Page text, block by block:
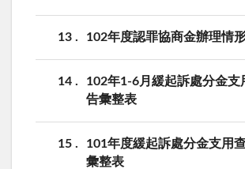
13 102年度認罪協商金辦理情
14
102年1-6月緩起訴處分金支
告彙整表
15
101年度緩起訴處分金支用
彙整表